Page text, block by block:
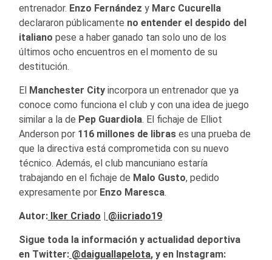
entrenador. Enzo Fernández y Marc Cucurella
declararon públicamente no entender el despido del
italiano pese a haber ganado tan solo uno de los
últimos ocho encuentros en el momento de su
destitución.
El Manchester City incorpora un entrenador que ya
conoce como funciona el club y con una idea de juego
similar a la de Pep Guardiola. El fichaje de Elliot
Anderson por 116 millones de libras es una prueba de
que la directiva está comprometida con su nuevo
técnico. Además, el club mancuniano estaría
trabajando en el fichaje de Malo Gusto, pedido
expresamente por Enzo Maresca.
Autor: Iker Criado | @iicriado19
Sigue toda la información y actualidad deportiva
en Twitter: @daiguallapelota, y en Instagram: